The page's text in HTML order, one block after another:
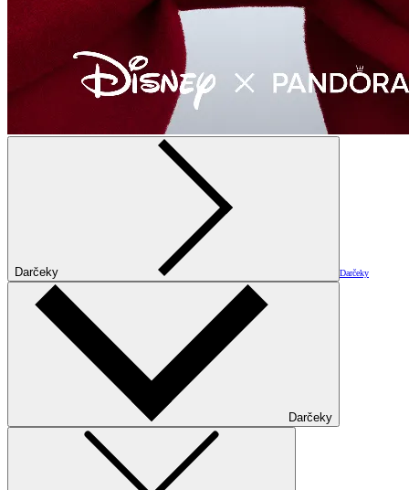
Darčeky Darčeky
Darčeky